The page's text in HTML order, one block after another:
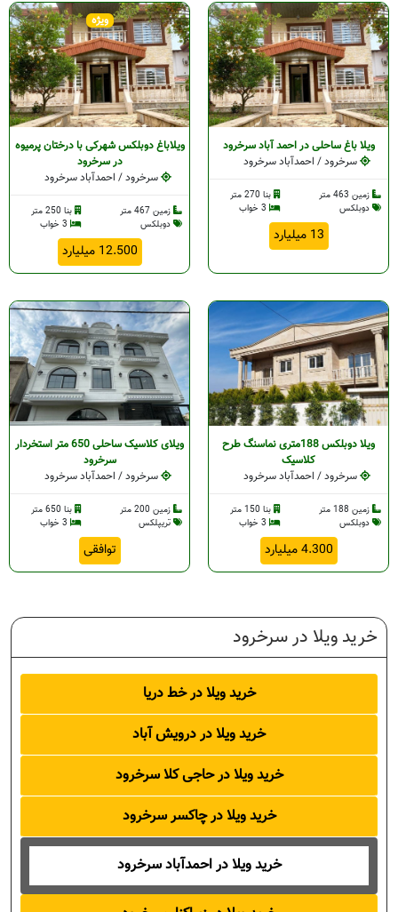
ویلا باغ ساحلی در احمد آباد سرخرود
سرخرود / احمدآباد سرخرود
زمین 463 متر
بنا 270 متر
دوبلکس
13 میلیارد
ویژه
ویلاباغ دوبلکس شهرکی با درختان پرمیوه
در سرخرود
سرخرود / احمدآباد سرخرود
زمین 467 متر
بنا 250 متر
دوبلکس
12.500 میلیارد
ویلا دوبلکس 188متری نماسنگ طرح
کلاسیک
سرخرود / احمدآباد سرخرود
زمین 188 متر
بنا 150 متر
دوبلکس
4.300 میلیارد
ویلای کلاسیک ساحلی 650 متر استخردار
سرخرود
سرخرود / احمدآباد سرخرود
زمین 200 متر
بنا 650 متر
تریپلکس
توافقی
خرید ویلا در سرخرود
خرید ویلا در خط دریا
خرید ویلا در درویش آباد
خرید ویلا در حاجی کلا سرخرود
خرید ویلا در چاکسر سرخرود
خرید ویلا در احمدآباد سرخرود